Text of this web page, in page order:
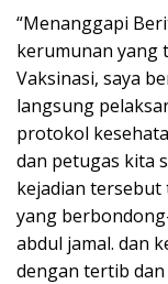
“Menanggapi
kerumunan yang
Vaksinasi, saya
langsung
protokol
dan petugas kita
kejadian tersebut
yang
abdul jamal. dan
dengan tertib